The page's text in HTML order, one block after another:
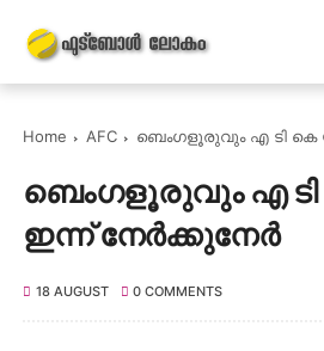
Home AFC ബെംഗളൂരുവും എ ടി കെ
ബെംഗളൂരുവും എ
ഇന്ന് നേർക്കുനേർ
18 AUGUST 0 COMMENTS